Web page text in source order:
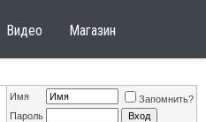
Видео Магазин
Имя
Запомнить?
Пароль